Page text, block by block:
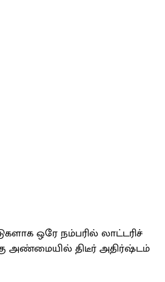
ஒரே நம்பரில் லாட்டரிச்
அண்மையில் திடீர் அதிர்ஷ்டம்